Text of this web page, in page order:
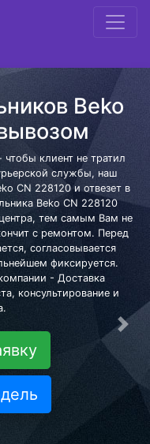
Beko
клиент не тратил
службы, наш
CN 228120 и отвезет в
Beko CN 228120
тем самым Вам не
с ремонтом. Перед
согласовывается
фиксируется.
- Доставка
консультирование и